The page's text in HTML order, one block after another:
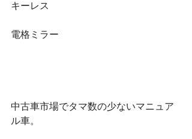
キーレス
電格ミラー
中古車市場でタマ数の少ないマニュア
ル車。